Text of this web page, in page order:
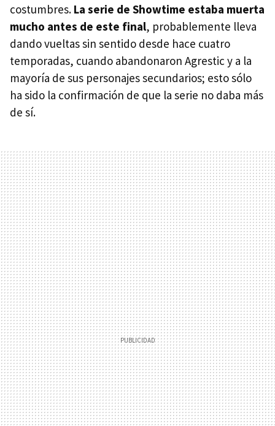
costumbres. La serie de Showtime estaba muerta
mucho antes de este final, probablemente lleva
dando vueltas sin sentido desde hace cuatro
temporadas, cuando abandonaron Agrestic y a la
mayoría de sus personajes secundarios; esto sólo
ha sido la confirmación de que la serie no daba más
de sí.